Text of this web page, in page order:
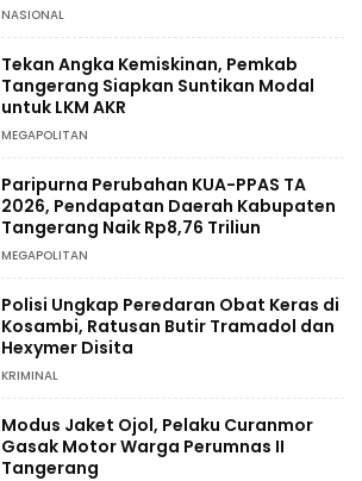
NASIONAL
Tekan Angka Kemiskinan, Pemkab
Tangerang Siapkan Suntikan Modal
untuk LKM AKR
MEGAPOLITAN
Paripurna Perubahan KUA-PPAS TA
2026, Pendapatan Daerah Kabupaten
Tangerang Naik Rp8,76 Triliun
MEGAPOLITAN
Polisi Ungkap Peredaran Obat Keras di
Kosambi, Ratusan Butir Tramadol dan
Hexymer Disita
KRIMINAL
Modus Jaket Ojol, Pelaku Curanmor
Gasak Motor Warga Perumnas II
Tangerang